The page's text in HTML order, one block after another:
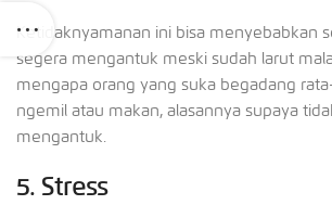
Ketidaknyamanan ini bisa menyebabkan
segera mengantuk meski sudah larut
mengapa orang yang suka begadang
ngemil atau makan, alasannya supaya
mengantuk.
5. Stress